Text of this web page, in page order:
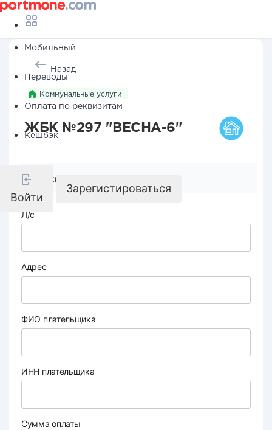
Мобильный
Переводы
Оплата по реквизитам
Кешбэк
Войти
Зарегистироваться
Назад
Коммунальные услуги
ЖБК №297 "ВЕСНА-6"
Реквизиты компании
Л/с
Адрес
ФИО плательщика
ИНН плательщика
Сумма оплаты